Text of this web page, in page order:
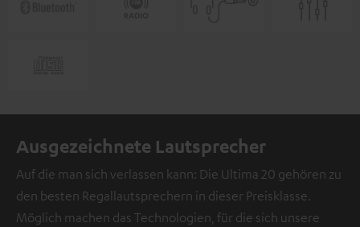
Ausgezeichnete Lautsprecher
Auf die man sich verlassen kann: Die Ultima 20 gehören zu
den besten Regallautsprechern in dieser Preisklasse.
Möglich machen das Technologien, für die sich unsere